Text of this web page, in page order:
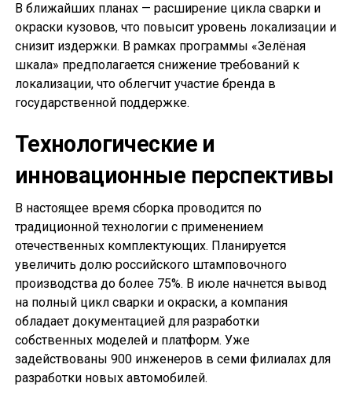
В ближайших планах — расширение цикла сварки и
окраски кузовов, что повысит уровень локализации и
снизит издержки. В рамках программы «Зелёная
шкала» предполагается снижение требований к
локализации, что облегчит участие бренда в
государственной поддержке.
Технологические и
инновационные перспективы
В настоящее время сборка проводится по
традиционной технологии с применением
отечественных комплектующих. Планируется
увеличить долю российского штамповочного
производства до более 75%. В июле начнется вывод
на полный цикл сварки и окраски, а компания
обладает документацией для разработки
собственных моделей и платформ. Уже
задействованы 900 инженеров в семи филиалах для
разработки новых автомобилей.